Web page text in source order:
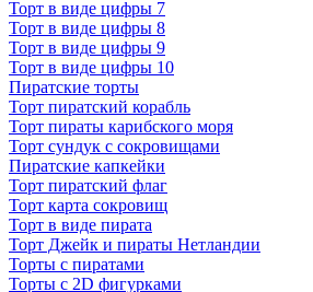
Торт в виде цифры 7
Торт в виде цифры 8
Торт в виде цифры 9
Торт в виде цифры 10
Пиратские торты
Торт пиратский корабль
Торт пираты карибского моря
Торт сундук с сокровищами
Пиратские капкейки
Торт пиратский флаг
Торт карта сокровищ
Торт в виде пирата
Торт Джейк и пираты Нетландии
Торты с пиратами
Торты с 2D фигурками